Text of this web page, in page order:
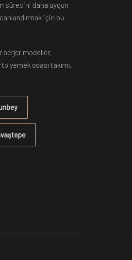
sürecini daha uygun
için bu
berjer modeller,
yemek odası takımı,